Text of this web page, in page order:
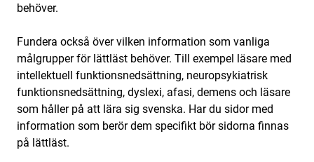
behöver.
Fundera också över vilken information som vanliga
målgrupper för lättläst behöver. Till exempel läsare med
intellektuell funktionsnedsättning, neuropsykiatrisk
funktionsnedsättning, dyslexi, afasi, demens och läsare
som håller på att lära sig svenska. Har du sidor med
information som berör dem specifikt bör sidorna finnas
på lättläst.